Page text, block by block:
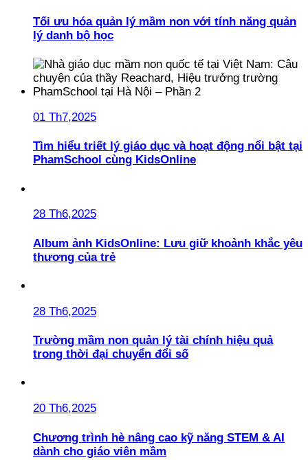
Tối ưu hóa quản lý mầm non với tính năng quản
lý danh bộ học
01 Th7,2025
Tìm hiểu triết lý giáo dục và hoạt động nổi bật tại
PhamSchool cùng KidsOnline
28 Th6,2025
Album ảnh KidsOnline: Lưu giữ khoảnh khắc yêu
thương của trẻ
28 Th6,2025
Trường mầm non quản lý tài chính hiệu quả
trong thời đại chuyển đổi số
20 Th6,2025
Chương trình hè nâng cao kỹ năng STEM & AI
dành cho giáo viên mầm